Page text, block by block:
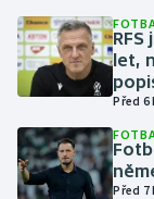
Krasobruslení
Lezení
Moderní
let,
Před 6
Před 7